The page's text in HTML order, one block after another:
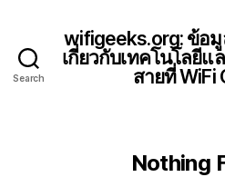
Search
wifigeeks.org: ข้อ
เกี่ยวกับเทคโนโลยีแ
สายที่ WiFi
Nothing